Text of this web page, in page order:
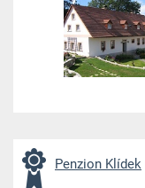
Penzion Klídek